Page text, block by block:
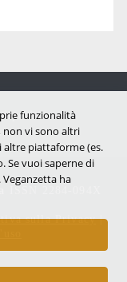
sulla Privacy|
funzionalità
non vi sono altri
altre piattaforme (es.
Se vuoi saperne di
ha